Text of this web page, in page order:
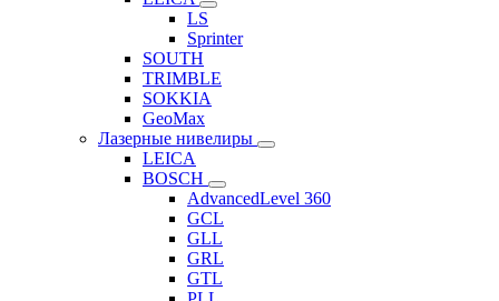
LS
Sprinter
SOUTH
TRIMBLE
SOKKIA
GeoMax
Лазерные нивелиры
LEICA
BOSCH
AdvancedLevel 360
GCL
GLL
GRL
GTL